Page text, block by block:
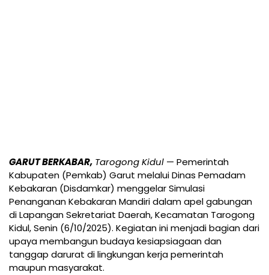
GARUT BERKABAR, Tarogong Kidul — Pemerintah
Kabupaten (Pemkab) Garut melalui Dinas Pemadam
Kebakaran (Disdamkar) menggelar Simulasi
Penanganan Kebakaran Mandiri dalam apel gabungan
di Lapangan Sekretariat Daerah, Kecamatan Tarogong
Kidul, Senin (6/10/2025). Kegiatan ini menjadi bagian dari
upaya membangun budaya kesiapsiagaan dan
tanggap darurat di lingkungan kerja pemerintah
maupun masyarakat.